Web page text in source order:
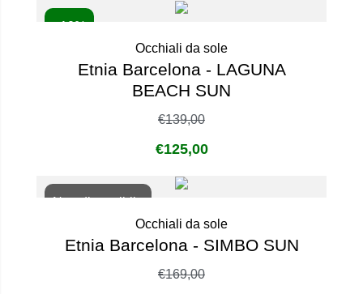
- 10%
Occhiali da sole
Etnia Barcelona - LAGUNA
BEACH SUN
€139,00
€125,00
Non disponibile
Occhiali da sole
Etnia Barcelona - SIMBO SUN
€169,00